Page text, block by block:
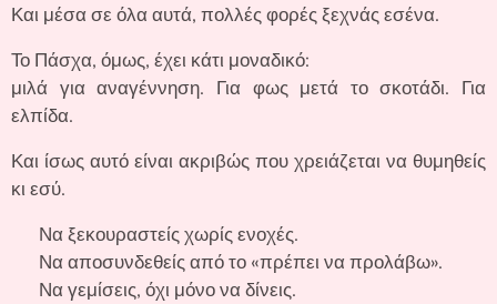
Και μέσα σε όλα αυτά, πολλές φορές ξεχνάς εσένα.
Το Πάσχα, όμως, έχει κάτι μοναδικό:
μιλά για αναγέννηση. Για φως μετά το σκοτάδι. Για
ελπίδα.
Και ίσως αυτό είναι ακριβώς που χρειάζεται να θυμηθείς
κι εσύ.
✨ Να ξεκουραστείς χωρίς ενοχές.
✨ Να αποσυνδεθείς από το «πρέπει να προλάβω».
✨ Να γεμίσεις, όχι μόνο να δίνεις.